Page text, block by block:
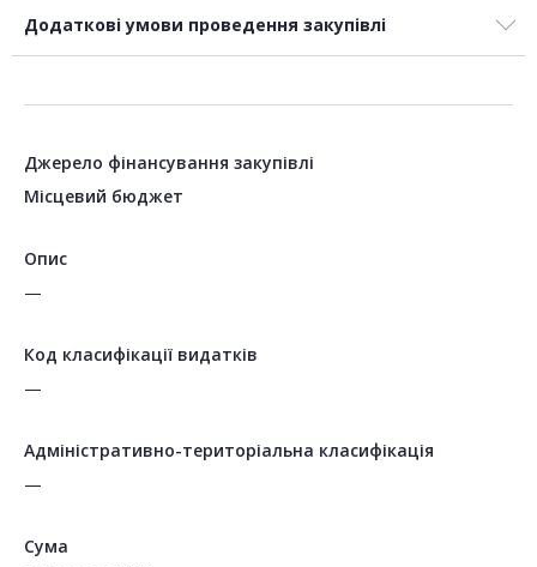
Додаткові умови проведення закупівлі
Джерело фінансування закупівлі
Місцевий бюджет
Опис
—
Код класифікації видатків
—
Адміністративно-територіальна класифікація
—
Сума